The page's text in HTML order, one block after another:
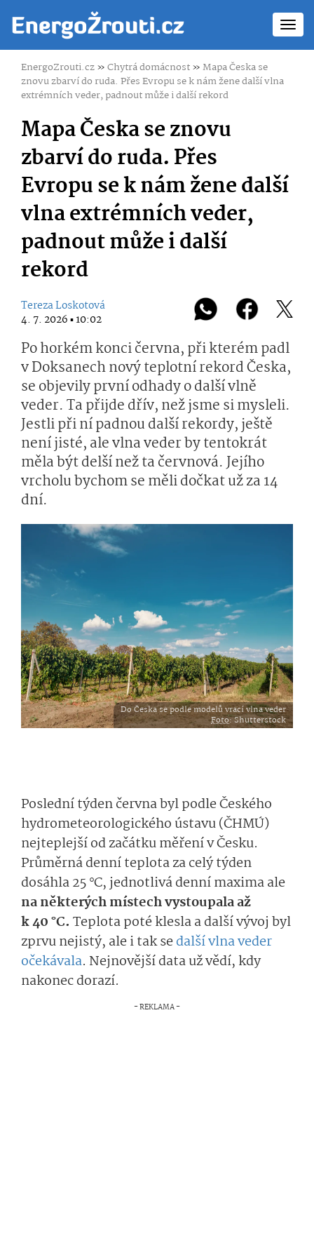
EnergoZrouti.cz»Chytrá domácnost»Mapa Česka se
znovu zbarví do ruda. Přes Evropu se k nám žene další vlna
extrémních veder, padnout může i další rekord
Mapa Česka se znovu
zbarví do ruda. Přes
Evropu se k nám žene další
vlna extrémních veder,
padnout může i další
rekord
Tereza Loskotová
4. 7. 2026 ▪ 10:02
Po horkém konci června, při kterém padl
v Doksanech nový teplotní rekord Česka,
se objevily první odhady o další vlně
veder. Ta přijde dřív, než jsme si mysleli.
Jestli při ní padnou další rekordy, ještě
není jisté, ale vlna veder by tentokrát
měla být delší než ta červnová. Jejího
vrcholu bychom se měli dočkat už za 14
dní.
Do Česka se podle modelů vrací vlna veder
Foto: Shutterstock
Poslední týden června byl podle Českého
hydrometeorolo­gického ústavu (ČHMÚ)
nejteplejší od začátku měření v Česku.
Průměrná denní teplota za celý týden
dosáhla 25 °C, jednotlivá denní maxima ale
na některých místech vystoupala až
k 40 °C. Teplota poté klesla a další vývoj byl
zprvu nejistý, ale i tak sedalší vlna veder
očekávala. Nejnovější data už vědí, kdy
nakonec dorazí.